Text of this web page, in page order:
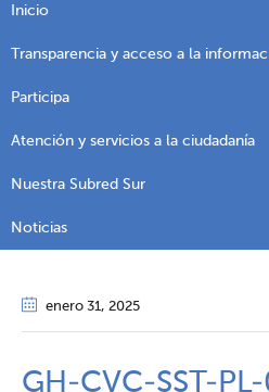
Inicio
Transparencia y acceso a la
Participa
Atención y servicios a la ciudadanía
Nuestra Subred Sur
Noticias
enero 31, 2025
GH-CVC-SST-